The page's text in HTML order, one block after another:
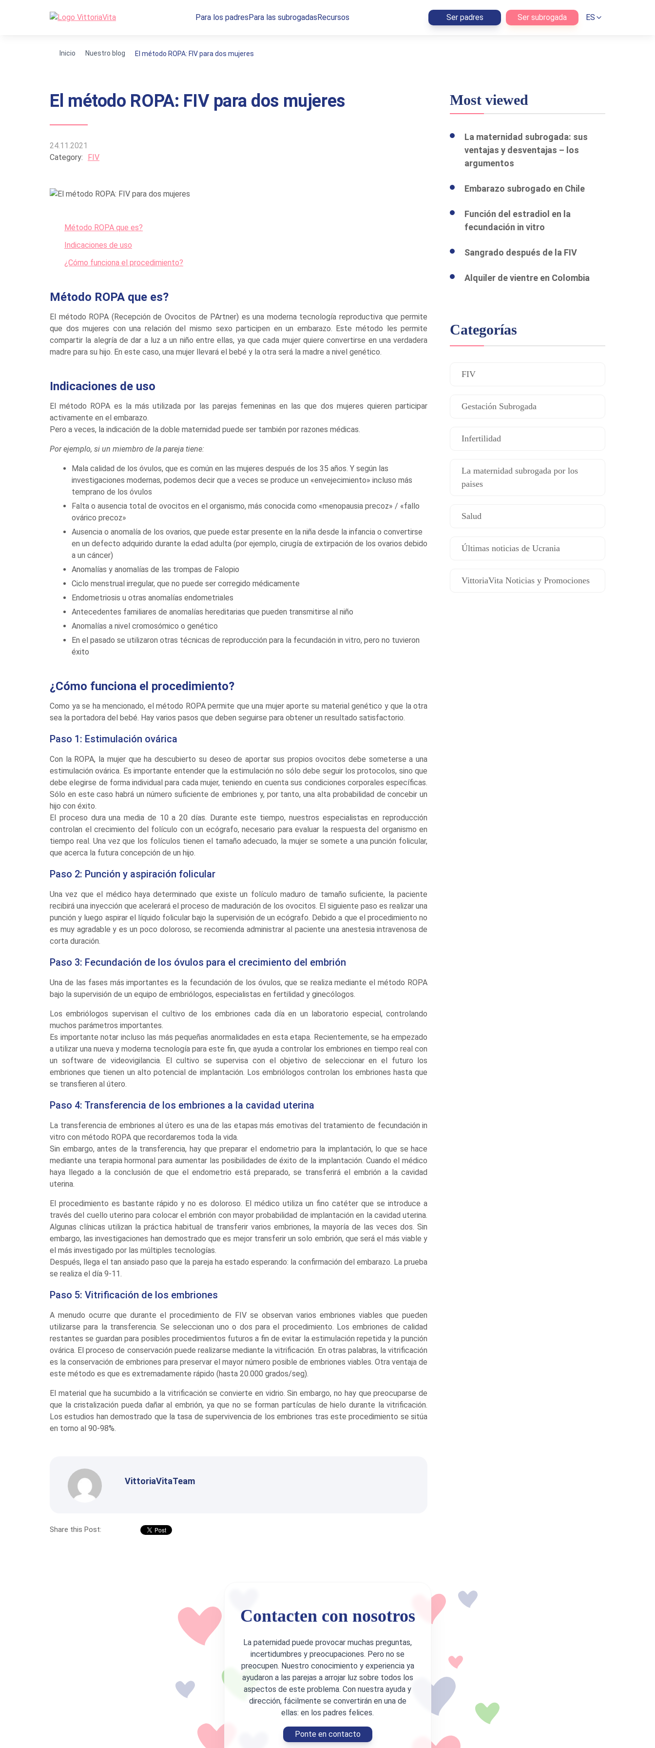
Para los padresPara las subrogadasRecursos Ser padres Ser subrogada ES
Inicio Nuestro blog El método ROPA: FIV para dos mujeres
El método ROPA: FIV para dos mujeres
24.11.2021
Category:
FIV
Método ROPA que es?
Indicaciones de uso
¿Cómo funciona el procedimiento?
Método ROPA que es?
El método ROPA (Recepción de Ovocitos de PArtner) es una moderna tecnología reproductiva que permite
que dos mujeres con una relación del mismo sexo participen en un embarazo. Este método les permite
compartir la alegría de dar a luz a un niño entre ellas, ya que cada mujer quiere convertirse en una verdadera
madre para su hijo. En este caso, una mujer llevará el bebé y la otra será la madre a nivel genético.
Indicaciones de uso
El método ROPA es la más utilizada por las parejas femeninas en las que dos mujeres quieren participar
activamente en el embarazo.
Pero a veces, la indicación de la doble maternidad puede ser también por razones médicas.
Por ejemplo, si un miembro de la pareja tiene:
Mala calidad de los óvulos, que es común en las mujeres después de los 35 años. Y según las
investigaciones modernas, podemos decir que a veces se produce un «envejecimiento» incluso más
temprano de los óvulos
Falta o ausencia total de ovocitos en el organismo, más conocida como «menopausia precoz» / «fallo
ovárico precoz»
Ausencia o anomalía de los ovarios, que puede estar presente en la niña desde la infancia o convertirse
en un defecto adquirido durante la edad adulta (por ejemplo, cirugía de extirpación de los ovarios debido
a un cáncer)
Anomalías y anomalías de las trompas de Falopio
Ciclo menstrual irregular, que no puede ser corregido médicamente
Endometriosis u otras anomalías endometriales
Antecedentes familiares de anomalías hereditarias que pueden transmitirse al niño
Anomalías a nivel cromosómico o genético
En el pasado se utilizaron otras técnicas de reproducción para la fecundación in vitro, pero no tuvieron
éxito
¿Cómo funciona el procedimiento?
Como ya se ha mencionado, el método ROPA permite que una mujer aporte su material genético y que la otra
sea la portadora del bebé. Hay varios pasos que deben seguirse para obtener un resultado satisfactorio.
Paso 1: Estimulación ovárica
Con la ROPA, la mujer que ha descubierto su deseo de aportar sus propios ovocitos debe someterse a una
estimulación ovárica. Es importante entender que la estimulación no sólo debe seguir los protocolos, sino que
debe elegirse de forma individual para cada mujer, teniendo en cuenta sus condiciones corporales específicas.
Sólo en este caso habrá un número suficiente de embriones y, por tanto, una alta probabilidad de concebir un
hijo con éxito.
El proceso dura una media de 10 a 20 días. Durante este tiempo, nuestros especialistas en reproducción
controlan el crecimiento del folículo con un ecógrafo, necesario para evaluar la respuesta del organismo en
tiempo real. Una vez que los folículos tienen el tamaño adecuado, la mujer se somete a una punción folicular,
que acerca la futura concepción de un hijo.
Paso 2: Punción y aspiración folicular
Una vez que el médico haya determinado que existe un folículo maduro de tamaño suficiente, la paciente
recibirá una inyección que acelerará el proceso de maduración de los ovocitos. El siguiente paso es realizar una
punción y luego aspirar el líquido folicular bajo la supervisión de un ecógrafo. Debido a que el procedimiento no
es muy agradable y es un poco doloroso, se recomienda administrar al paciente una anestesia intravenosa de
corta duración.
Paso 3: Fecundación de los óvulos para el crecimiento del embrión
Una de las fases más importantes es la fecundación de los óvulos, que se realiza mediante el método ROPA
bajo la supervisión de un equipo de embriólogos, especialistas en fertilidad y ginecólogos.
Los embriólogos supervisan el cultivo de los embriones cada día en un laboratorio especial, controlando
muchos parámetros importantes.
Es importante notar incluso las más pequeñas anormalidades en esta etapa. Recientemente, se ha empezado
a utilizar una nueva y moderna tecnología para este fin, que ayuda a controlar los embriones en tiempo real con
un software de videovigilancia. El cultivo se supervisa con el objetivo de seleccionar en el futuro los
embriones que tienen un alto potencial de implantación. Los embriólogos controlan los embriones hasta que
se transfieren al útero.
Paso 4: Transferencia de los embriones a la cavidad uterina
La transferencia de embriones al útero es una de las etapas más emotivas del tratamiento de fecundación in
vitro con método ROPA que recordaremos toda la vida.
Sin embargo, antes de la transferencia, hay que preparar el endometrio para la implantación, lo que se hace
mediante una terapia hormonal para aumentar las posibilidades de éxito de la implantación. Cuando el médico
haya llegado a la conclusión de que el endometrio está preparado, se transferirá el embrión a la cavidad
uterina.
El procedimiento es bastante rápido y no es doloroso. El médico utiliza un fino catéter que se introduce a
través del cuello uterino para colocar el embrión con mayor probabilidad de implantación en la cavidad uterina.
Algunas clínicas utilizan la práctica habitual de transferir varios embriones, la mayoría de las veces dos. Sin
embargo, las investigaciones han demostrado que es mejor transferir un solo embrión, que será el más viable y
el más investigado por las múltiples tecnologías.
Después, llega el tan ansiado paso que la pareja ha estado esperando: la confirmación del embarazo. La prueba
se realiza el día 9-11.
Paso 5: Vitrificación de los embriones
A menudo ocurre que durante el procedimiento de FIV se observan varios embriones viables que pueden
utilizarse para la transferencia. Se seleccionan uno o dos para el procedimiento. Los embriones de calidad
restantes se guardan para posibles procedimientos futuros a fin de evitar la estimulación repetida y la punción
ovárica. El proceso de conservación puede realizarse mediante la vitrificación. En otras palabras, la vitrificación
es la conservación de embriones para preservar el mayor número posible de embriones viables. Otra ventaja de
este método es que es extremadamente rápido (hasta 20.000 grados/seg).
El material que ha sucumbido a la vitrificación se convierte en vidrio. Sin embargo, no hay que preocuparse de
que la cristalización pueda dañar al embrión, ya que no se forman partículas de hielo durante la vitrificación.
Los estudios han demostrado que la tasa de supervivencia de los embriones tras este procedimiento se sitúa
en torno al 90-98%.
VittoriaVitaTeam
Share this Post:
Most viewed
La maternidad subrogada: sus
ventajas y desventajas – los
argumentos
Embarazo subrogado en Chile
Función del estradiol en la
fecundación in vitro
Sangrado después de la FIV
Alquiler de vientre en Colombia
Categorías
FIV
Gestación Subrogada
Infertilidad
La maternidad subrogada por los
paises
Salud
Últimas noticias de Ucrania
VittoriaVita Noticias y Promociones
Contacten con nosotros
La paternidad puede provocar muchas preguntas,
incertidumbres y preocupaciones. Pero no se
preocupen. Nuestro conocimiento y experiencia ya
ayudaron a las parejas a arrojar luz sobre todos los
aspectos de este problema. Con nuestra ayuda y
dirección, fácilmente se convertirán en una de
ellas: en los padres felices.
Ponte en contacto